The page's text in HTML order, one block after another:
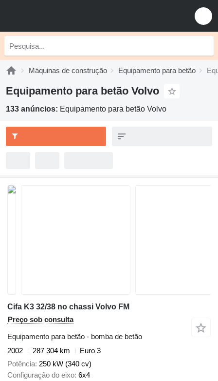
Máquinas de construção Equipamento para betão
Equipamento para betão Volvo
133 anúncios: Equipamento para betão Volvo
Cifa K3 32/38 no chassi Volvo FM
Preço sob consulta
Equipamento para betão - bomba de betão
2002
287 304 km
Euro 3
Potência 250 kW (340 cv)
Configuração do eixo 6x4